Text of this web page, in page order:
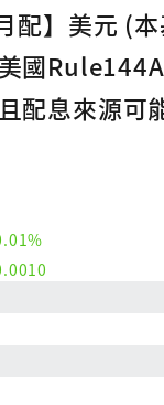
配】美元 (
國
配息來源可